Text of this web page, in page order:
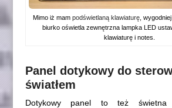
Mimo iż mam podświetlaną klawiaturę,
biurko oświetla zewnętrzna lampka LED
klawiaturę i notes.
Panel dotykowy do
światłem
Dotykowy panel to też świetna